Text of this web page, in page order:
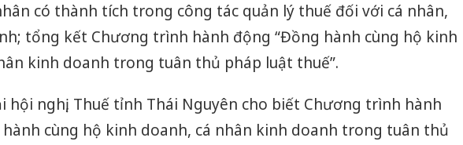
có thành tích trong công tác quản lý thuế đối với cá nhân,
tổng kết Chương trình hành động “Đồng hành cùng hộ kinh
kinh doanh trong tuân thủ pháp luật thuế”.
hội nghị, Thuế tỉnh Thái Nguyên cho biết Chương trình hành
cùng hộ kinh doanh, cá nhân kinh doanh trong tuân thủ